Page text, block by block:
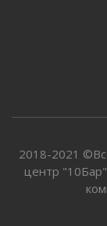
2018-2021
центр